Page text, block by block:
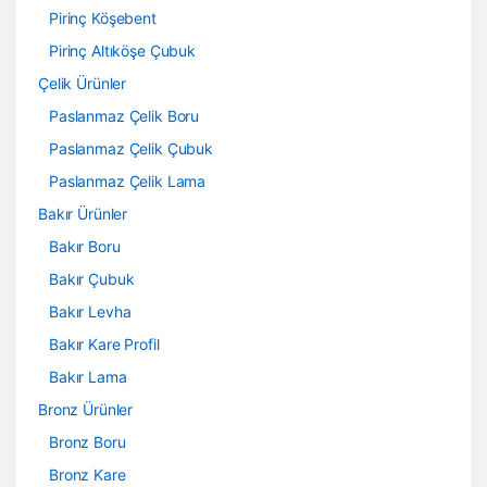
Pirinç Köşebent
Pirinç Altıköşe Çubuk
Çelik Ürünler
Paslanmaz Çelik Boru
Paslanmaz Çelik Çubuk
Paslanmaz Çelik Lama
Bakır Ürünler
Bakır Boru
Bakır Çubuk
Bakır Levha
Bakır Kare Profil
Bakır Lama
Bronz Ürünler
Bronz Boru
Bronz Kare